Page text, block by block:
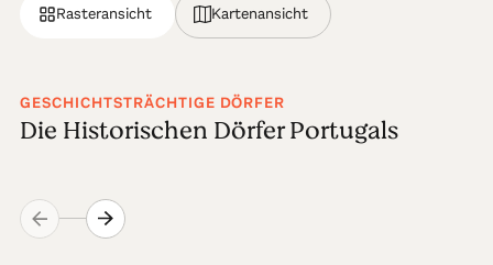
Rasteransicht Kartenansicht
GESCHICHTSTRÄCHTIGE DÖRFER
Die Historischen Dörfer Portugals